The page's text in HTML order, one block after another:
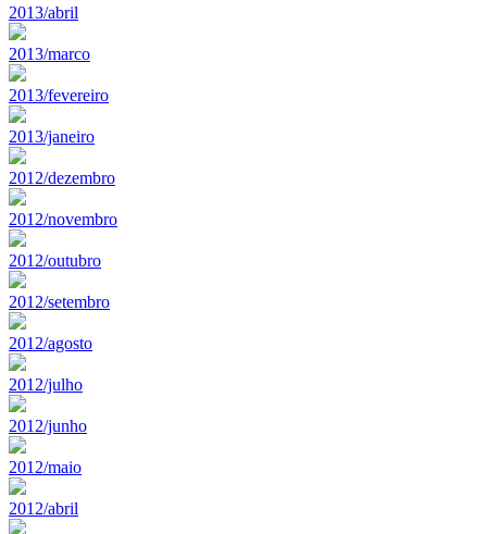
2013/abril
2013/marco
2013/fevereiro
2013/janeiro
2012/dezembro
2012/novembro
2012/outubro
2012/setembro
2012/agosto
2012/julho
2012/junho
2012/maio
2012/abril